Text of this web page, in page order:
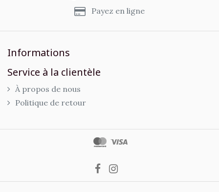
Payez en ligne
Informations
Service à la clientèle
À propos de nous
Politique de retour